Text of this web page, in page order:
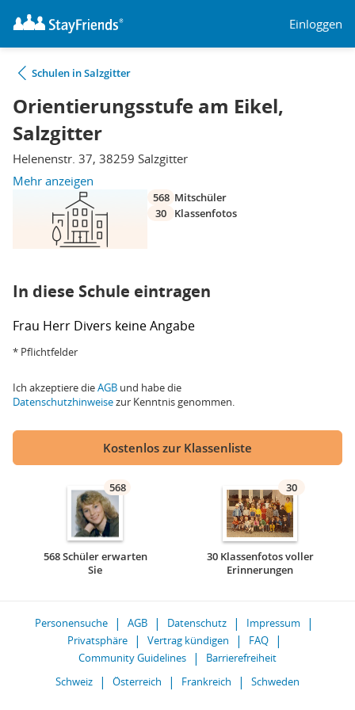
Einloggen
Schulen in Salzgitter
Orientierungsstufe am Eikel,
Salzgitter
Helenenstr. 37, 38259 Salzgitter
Mehr anzeigen
568 Mitschüler
30
Klassenfotos
In diese Schule eintragen
Frau Herr Divers keine Angabe
* Pflichtfelder
Ich akzeptiere dieAGB und habe die
Datenschutzhinweisezur Kenntnis genommen.
Kostenlos zur Klassenliste
568
568 Schüler erwarten
Sie
30
30 Klassenfotos voller
Erinnerungen
Personensuche AGB Datenschutz
Impressum
Privatsphäre
Vertrag kündigen
FAQ
Community Guidelines
Barrierefreiheit
Schweiz
Österreich Frankreich Schweden